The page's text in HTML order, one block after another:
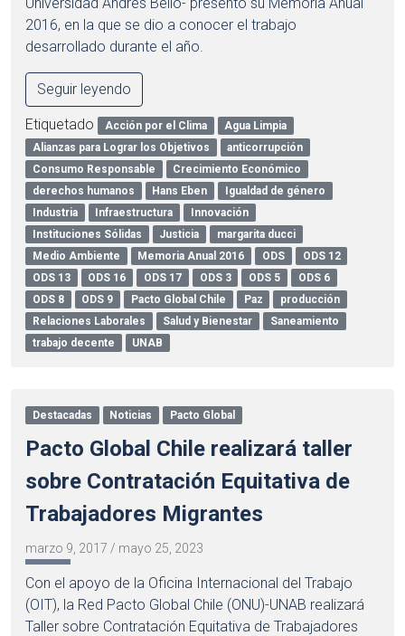
2016, en la que se dio a conocer el trabajo
desarrollado durante el año.
Seguir leyendo
Etiquetado Acción por el Clima
Agua Limpia
Alianzas para Lograr los Objetivos
anticorrupción
Consumo Responsable
Crecimiento Económico
derechos humanos
Hans Eben
Igualdad de género
Industria
Infraestructura
Innovación
Instituciones Sólidas
Justicia
margarita ducci
Medio Ambiente
Memoria Anual 2016 ODS
ODS 12
ODS 13
ODS 16 ODS 17 ODS 3 ODS 5
ODS 6
ODS 8
ODS 9 Pacto Global Chile Paz
producción
Relaciones Laborales
Salud y Bienestar
Saneamiento
trabajo decente
UNAB
Destacadas Noticias Pacto Global
Pacto Global Chile realizará taller
sobre Contratación Equitativa de
Trabajadores Migrantes
marzo 9, 2017 / mayo 25, 2023
Con el apoyo de la Oficina Internacional del Trabajo
(OIT), la Red Pacto Global Chile (ONU)-UNAB realizará
Taller sobre Contratación Equitativa de Trabajadores